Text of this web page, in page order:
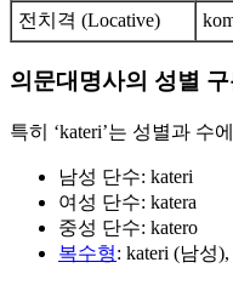
전치격 (Locative)
의문대명사의 성별
특히 ‘kateri’는 성별과 수
남성 단수: kateri
여성 단수: katera
중성 단수: katero
복수형: kateri (남성